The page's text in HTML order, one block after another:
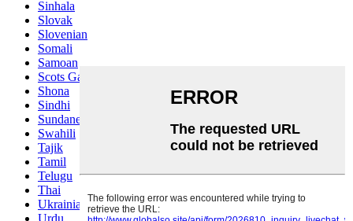
Sinhala
Slovak
Slovenian
Somali
Samoan
Scots Gaelic
Shona
Sindhi
Sundanese
Swahili
Tajik
Tamil
Telugu
Thai
Ukrainian